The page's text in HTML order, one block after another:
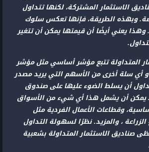
الاستثمار المشتركة، لكنها تتداول
وبهذه الطريقة، فإنها تعكس سلوك
وهذا يعني أيضًا أن قيمتها يمكن أن تتغير
المتداولة تتبع مؤشر أساسي مثل مؤشر
آند بورز 500 أو أي سلة أخرى من الأسهم التي يريد مصدر
أن يسلط الضوء عليها على صندوق
يمكن أن يشمل هذا أي شيء من الأسواق
وقطاعات الأعمال الفردية مثل
الزراعة ، والمزيد. نظرًا لسهولة التداول
صناديق الاستثمار المتداولة بشعبية